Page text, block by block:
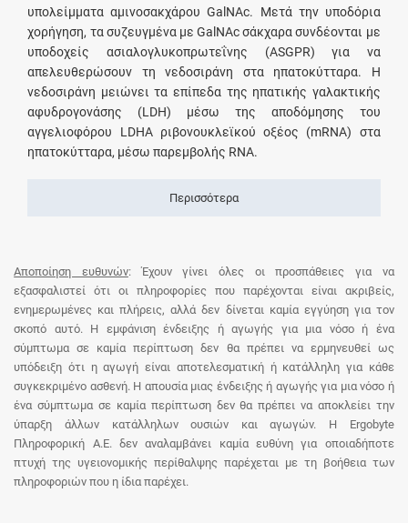
υπολείμματα αμινοσακχάρου GalNAc. Μετά την υποδόρια
χορήγηση, τα συζευγμένα με GalNAc σάκχαρα συνδέονται με
υποδοχείς ασιαλογλυκοπρωτεΐνης (ASGPR) για να
απελευθερώσουν τη νεδοσιράνη στα ηπατοκύτταρα. Η
νεδοσιράνη μειώνει τα επίπεδα της ηπατικής γαλακτικής
αφυδρογονάσης (LDH) μέσω της αποδόμησης του
αγγελιοφόρου LDHA ριβονουκλεϊκού οξέος (mRNA) στα
ηπατοκύτταρα, μέσω παρεμβολής RNA.
Περισσότερα
Αποποίηση ευθυνών: Έχουν γίνει όλες οι προσπάθειες για να
εξασφαλιστεί ότι οι πληροφορίες που παρέχονται είναι ακριβείς,
ενημερωμένες και πλήρεις, αλλά δεν δίνεται καμία εγγύηση για τον
σκοπό αυτό. Η εμφάνιση ένδειξης ή αγωγής για μια νόσο ή ένα
σύμπτωμα σε καμία περίπτωση δεν θα πρέπει να ερμηνευθεί ως
υπόδειξη ότι η αγωγή είναι αποτελεσματική ή κατάλληλη για κάθε
συγκεκριμένο ασθενή. Η απουσία μιας ένδειξης ή αγωγής για μια νόσο ή
ένα σύμπτωμα σε καμία περίπτωση δεν θα πρέπει να αποκλείει την
ύπαρξη άλλων κατάλληλων ουσιών και αγωγών. Η Ergobyte
Πληροφορική Α.Ε. δεν αναλαμβάνει καμία ευθύνη για οποιαδήποτε
πτυχή της υγειονομικής περίθαλψης παρέχεται με τη βοήθεια των
πληροφοριών που η ίδια παρέχει.